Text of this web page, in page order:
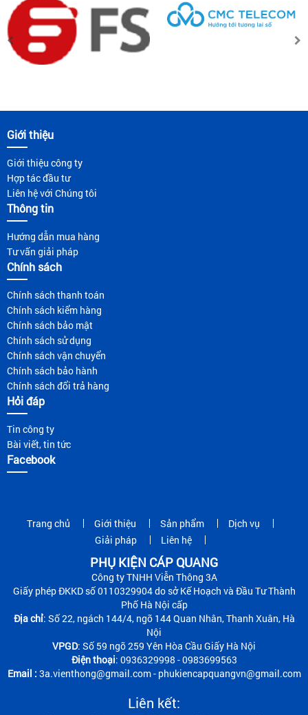
Giới thiệu
Giới thiệu công ty
Hợp tác đầu tư
Liên hệ với Chúng tôi
Thông tin
Hướng dẫn mua hàng
Tư vấn giải pháp
Chính sách
Chính sách thanh toán
Chính sách kiểm hàng
Chính sách bảo mật
Chính sách sử dụng
Chính sách vận chuyển
Chính sách bảo hành
Chính sách đổi trả hàng
Hỏi đáp
Tin công ty
Bài viết, tin tức
Facebook
Trang chủ Giới thiệu Sản phẩm
Dịch vụ
Giải pháp
Liên hệ
PHỤ KIỆN CÁP QUANG
Công ty TNHH Viễn Thông 3A
Giấy phép ĐKKD số 0110329904 do sở Kế Hoạch và Đầu Tư Thành
Phố Hà Nội cấp
Địa chỉ: Số 22, ngách 144/4, ngõ 144 Quan Nhân, Thanh Xuân, Hà
Nội
VPGD: Số 59 ngõ 259 Yên Hòa Cầu Giấy Hà Nội
Điện thoại: 0936329998 - 0983699563
Email : 3a.vienthong@gmail.com - phukiencapquangvn@gmail.com
Liên kết: